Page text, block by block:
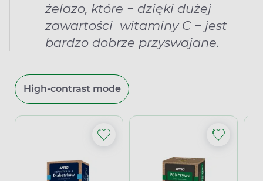
żelazo, które − dzięki dużej
zawartości witaminy C − jest
bardzo dobrze przyswajane.
High-contrast mode